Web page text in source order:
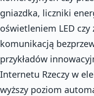
gniazdka, liczniki
oświetleniem LED
komunikacją
przykładów
Internetu Rzeczy w
wyższy poziom